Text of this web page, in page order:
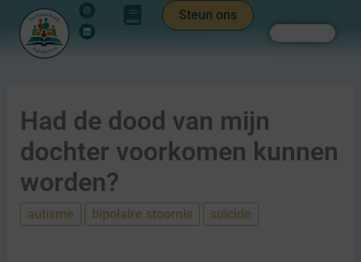
inhoud
naar
Instagram
Linkedin
Steun ons
Zoeken
Had de dood van mijn
dochter voorkomen kunnen
worden?
autisme bipolaire stoornis suïcide